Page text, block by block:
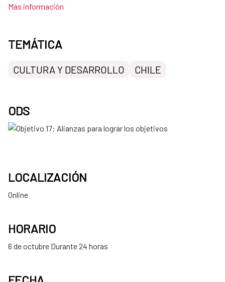
Más información
TEMÁTICA
CULTURA Y DESARROLLO CHILE
ODS
LOCALIZACIÓN
Online
HORARIO
6 de octubre Durante 24 horas